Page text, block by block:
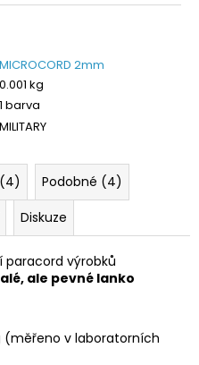
MICROCORD 2mm
0.001 kg
1 barva
MILITARY
Podobné (4)
Diskuze
výrobků
ale pevné lanko
(měřeno v laboratorních